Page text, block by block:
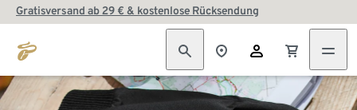
Gratisversand ab 29 € & kostenlose Rücksendung